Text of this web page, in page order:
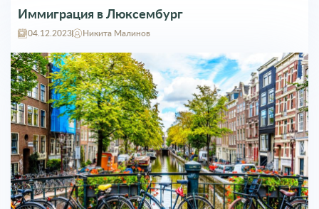
Иммиграция в Люксембург
04.12.2023 Никита Малинов